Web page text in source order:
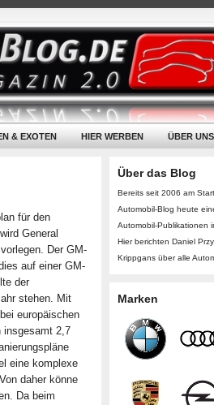
& EXOTEN HIER WERBEN ÜBER UNS
für den
General
Der GM-
auf einer GM-
der
stehen. Mit
europäischen
insgesamt 2,7
eine komplexe
daher könne
Da beim
Über das Blog
Bereits seit 2006 am
Automobil-Blog heute
Automobil-Publikationen
Hier berichten Daniel
Krippgans über alle
Marken